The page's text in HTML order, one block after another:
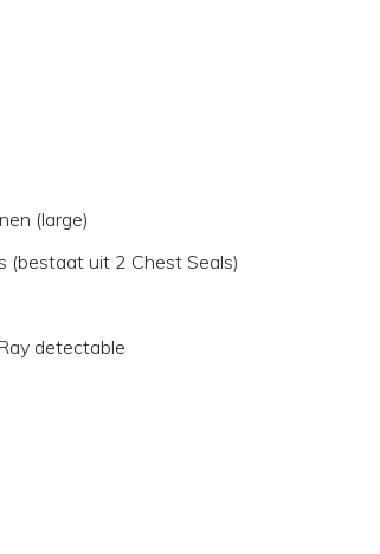
(large)
(bestaat uit 2 Chest Seals)
detectable